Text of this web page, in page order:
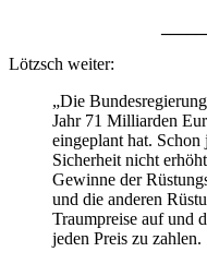
Lötzsch weiter:
„Die
Jahr 71 Milliarden
eingeplant hat. Schon
Sicherheit nicht
Gewinne der
und die anderen
Traumpreise auf und
jeden Preis zu zahlen.